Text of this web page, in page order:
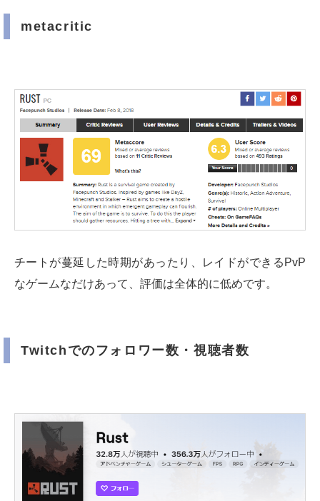
metacritic
チートが蔓延した時期があったり、レイドができるPvP
なゲームなだけあって、評価は全体的に低めです。
Twitchでのフォロワー数・視聴者数